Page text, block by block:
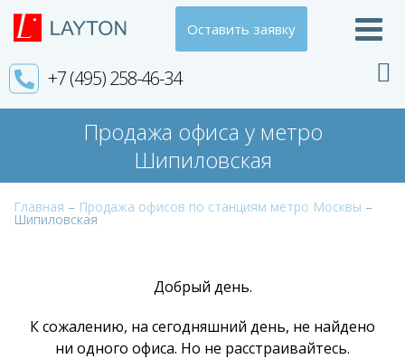
Оставить заявку
+7 (495) 258-46-34
Продажа офиса у метро
Шипиловская
Главная – Продажа офисов по станциям метро Москвы –
Шипиловская
Добрый день.
К сожалению, на сегодняшний день, не найдено
ни одного офиса. Но не расстраивайтесь.